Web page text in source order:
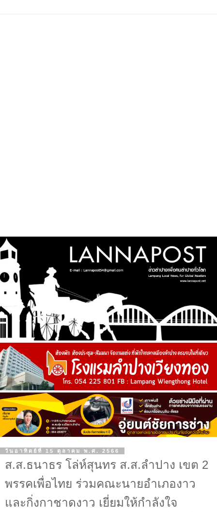
วันอาทิตย์ที่ 15 ตุลาคม พ.ศ. 2566
ส.ส.ธนาธร โล่ห์สุนทร ส.ส.ลำปาง เขต 2
พรรคเพื่อไทย ร่วมคณะนายอำเภองาว
และกิ่งกาชาดงาว เยี่ยมให้กำลังใจ